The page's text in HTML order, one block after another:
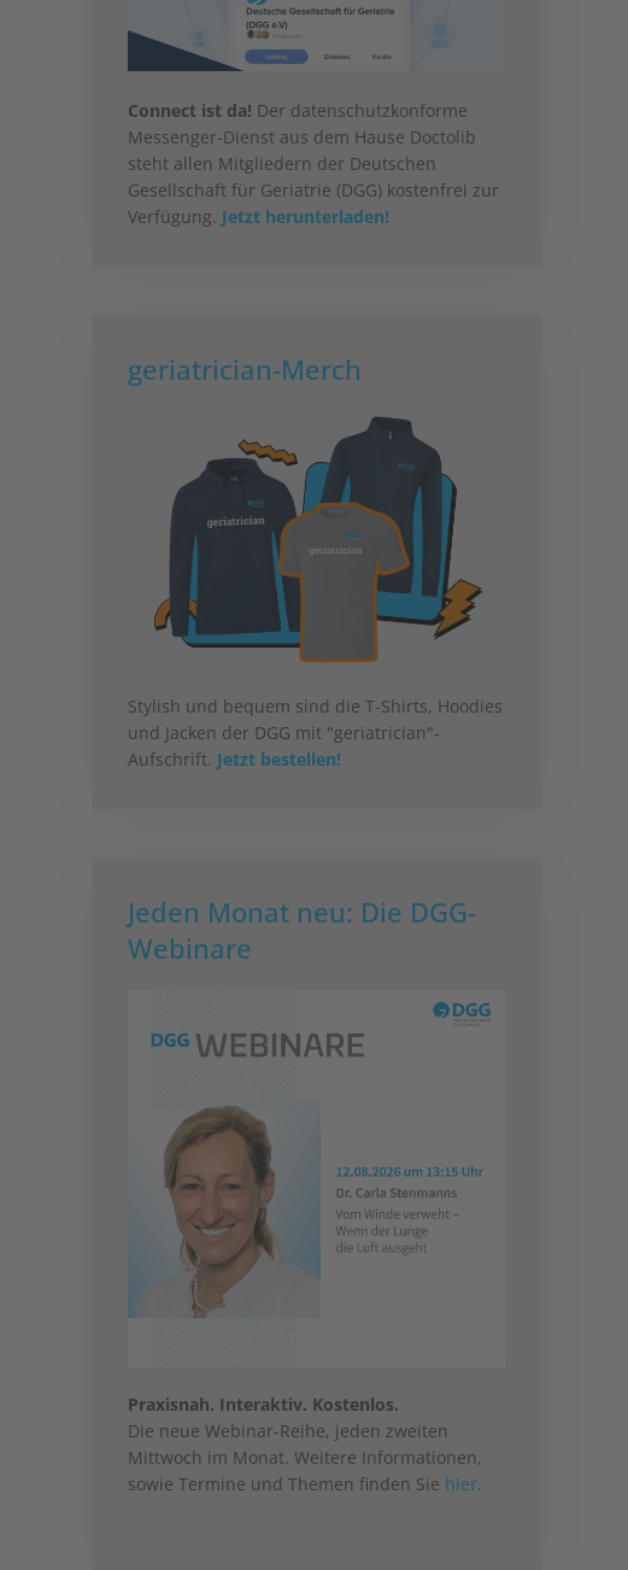
Connect ist da! Der datenschutzkonforme
Messenger-Dienst aus dem Hause Doctolib
steht allen Mitgliedern der Deutschen
Gesellschaft für Geriatrie (DGG) kostenfrei zur
Verfügung. Jetzt herunterladen!
geriatrician-Merch
Stylish und bequem sind die T-Shirts, Hoodies
und Jacken der DGG mit "geriatrician"-
Aufschrift. Jetzt bestellen!
Jeden Monat neu: Die DGG-
Webinare
Praxisnah. Interaktiv. Kostenlos.
Die neue Webinar-Reihe, jeden zweiten
Mittwoch im Monat. Weitere Informationen,
sowie Termine und Themen finden Sie hier.